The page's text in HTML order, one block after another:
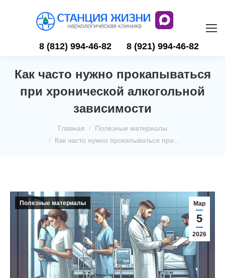
8 (812) 994-46-82 8 (921) 994-46-82
Как часто нужно прокапываться
при хронической алкогольной
зависимости
Главная
Полезные материалы
Как часто нужно прокапываться при…
Мар
5
2026
Полезные материалы